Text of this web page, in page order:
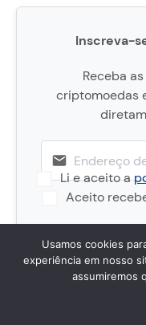
Inscreva-
Receba
criptomoedas
Li e aceito a
Aceito
De acordo com o
tratará os dados
comunicações aos
como tratamos os
direitos de proteção
Usamos cookies
experiência em nosso
assumiremos